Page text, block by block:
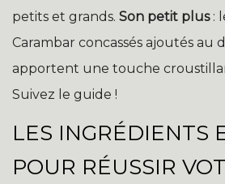
petits et grands. Son petit plus:
Carambar concassés ajoutés au
apportent une touche
Suivez le guide !
LES INGRÉDIENTS
POUR RÉUSSIR